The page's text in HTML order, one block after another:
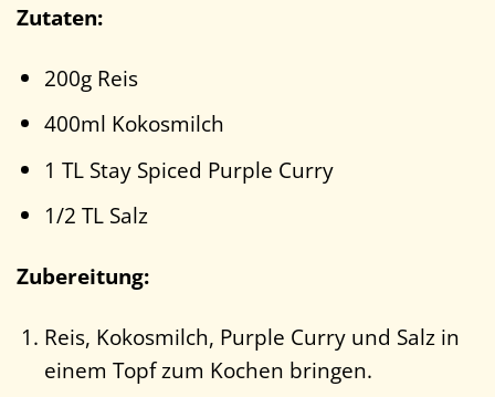
Zutaten:
200g Reis
400ml Kokosmilch
1 TL Stay Spiced Purple Curry
1/2 TL Salz
Zubereitung:
Reis, Kokosmilch, Purple Curry und Salz in
einem Topf zum Kochen bringen.